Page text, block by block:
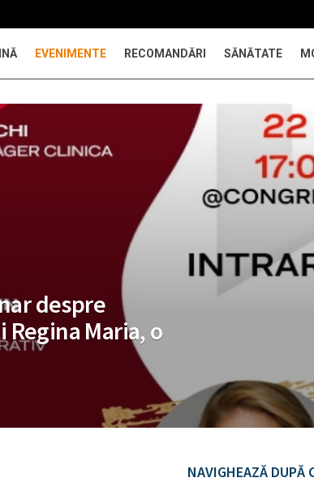
EVENIMENTE RECOMANDĂRI SĂNĂTATE
despre
Maria, o
NAVIGHEAZĂ DUPĂ